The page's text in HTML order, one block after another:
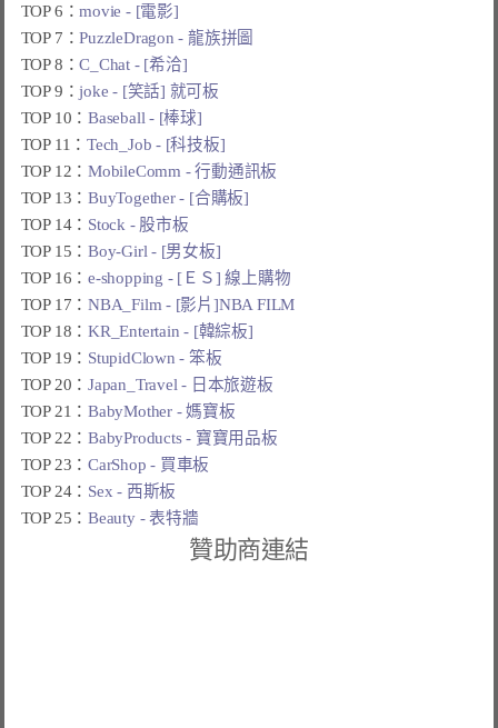
TOP 6：movie - [電影]
TOP 7：PuzzleDragon - 龍族拼圖
TOP 8：C_Chat - [希洽]
TOP 9：joke - [笑話] 就可板
TOP 10：Baseball - [棒球]
TOP 11：Tech_Job - [科技板]
TOP 12：MobileComm - 行動通訊板
TOP 13：BuyTogether - [合購板]
TOP 14： Stock - 股市板
TOP 15：Boy-Girl - [男女板]
TOP 16：e-shopping - [ＥＳ] 線上購物
TOP 17：NBA_Film - [影片]NBA FILM
TOP 18：KR_Entertain - [韓綜板]
TOP 19： StupidClown - 笨板
TOP 20：Japan_Travel - 日本旅遊板
TOP 21：BabyMother - 媽寶板
TOP 22：BabyProducts - 寶寶用品板
TOP 23：CarShop - 買車板
TOP 24： Sex - 西斯板
TOP 25：Beauty - 表特牆
贊助商連結